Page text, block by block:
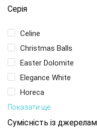
Серія
Celine
Christmas Balls
Easter Dolomite
Elegance White
Horeca
Показати ще
Сумісність із